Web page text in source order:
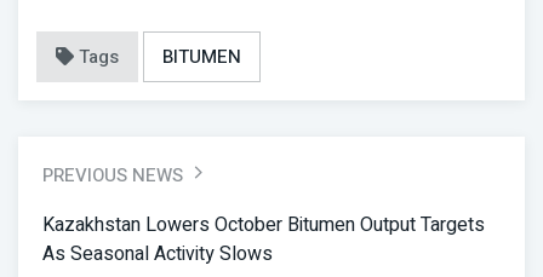
Tags BITUMEN
PREVIOUS NEWS
Kazakhstan Lowers October Bitumen Output Targets
As Seasonal Activity Slows